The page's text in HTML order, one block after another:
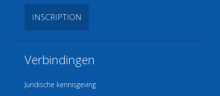
Verbindingen
Juridische kennisgeving